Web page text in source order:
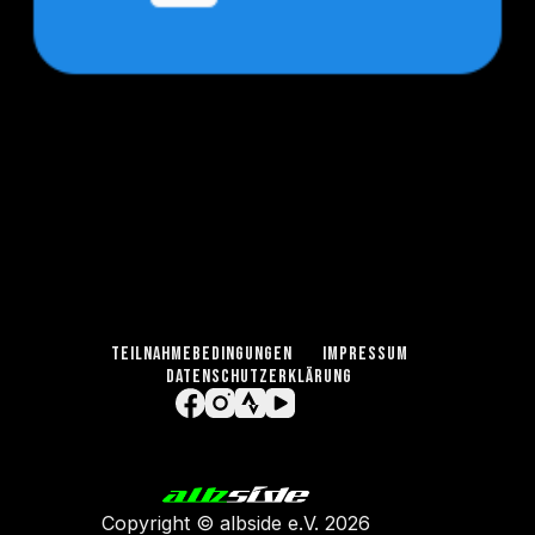
TEILNAHMEBEDINGUNGEN
IMPRESSUM
DATENSCHUTZERKLÄRUNG
Copyright © albside e.V. 2026